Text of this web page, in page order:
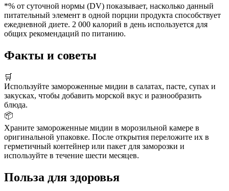
*% от суточной нормы (DV) показывает, насколько данный
питательный элемент в одной порции продукта способствует
ежедневной диете. 2 000 калорий в день используется для
общих рекомендаций по питанию.
Факты и советы
🛒
Используйте замороженные мидии в салатах, пасте, супах и
закусках, чтобы добавить морской вкус и разнообразить
блюда.
📦
Храните замороженные мидии в морозильной камере в
оригинальной упаковке. После открытия переложите их в
герметичный контейнер или пакет для заморозки и
используйте в течение шести месяцев.
Польза для здоровья